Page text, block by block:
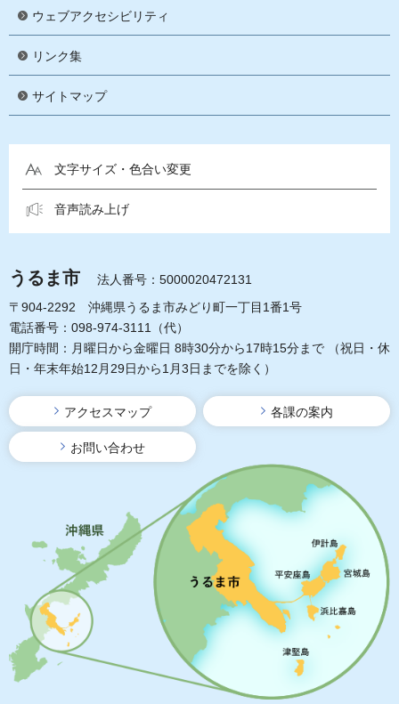
ウェブアクセシビリティ
リンク集
サイトマップ
文字サイズ・色合い変更
音声読み上げ
うるま市
法人番号：5000020472131
〒904-2292 沖縄県うるま市みどり町一丁目1番1号
電話番号：098-974-3111（代）
開庁時間：月曜日から金曜日 8時30分から17時15分まで
（祝日・休
日・年末年始12月29日から1月3日までを除く）
アクセスマップ 各課の案内
お問い合わせ